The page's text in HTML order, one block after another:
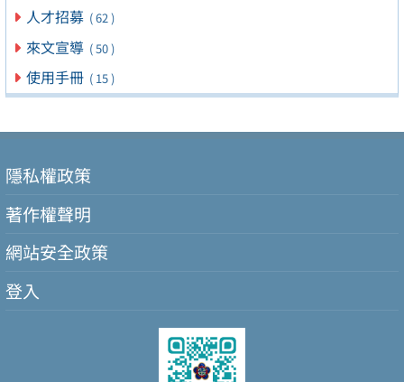
人才招募 ( 62 )
來文宣導 ( 50 )
使用手冊 ( 15 )
隱私權政策
著作權聲明
網站安全政策
登入